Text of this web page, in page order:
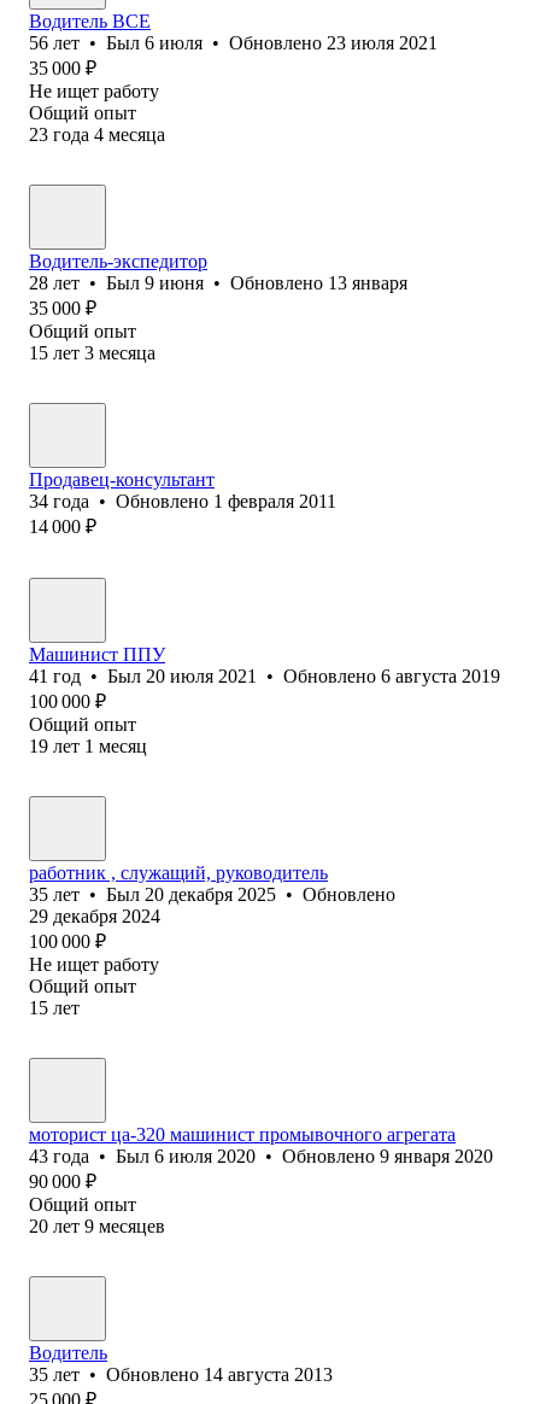
Водитель ВСЕ
56 лет • Был 6 июля • Обновлено 23 июля 2021
35 000 ₽
Не ищет работу
Общий опыт
23 года 4 месяца
Водитель-экспедитор
28 лет • Был 9 июня • Обновлено 13 января
35 000 ₽
Общий опыт
15 лет 3 месяца
Продавец-консультант
34 года • Обновлено 1 февраля 2011
14 000 ₽
Машинист ППУ
41 год • Был 20 июля 2021 • Обновлено 6 августа 2019
100 000 ₽
Общий опыт
19 лет 1 месяц
работник , служащий, руководитель
35 лет • Был 20 декабря 2025 • Обновлено
29 декабря 2024
100 000 ₽
Не ищет работу
Общий опыт
15 лет
моторист ца-320 машинист промывочного агрегата
43 года • Был 6 июля 2020 • Обновлено 9 января 2020
90 000 ₽
Общий опыт
20 лет 9 месяцев
Водитель
35 лет • Обновлено 14 августа 2013
25 000 ₽